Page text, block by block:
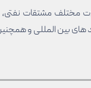
مختلف مشتقات
بین المللی و